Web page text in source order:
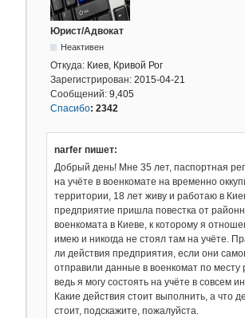
Юрист/Адвокат
Неактивен
Откуда: Киев, Кривой Рог
Зарегистрирован: 2015-04-21
Сообщений: 9,405
Спасибо: 2342
narfer пишет:
Добрый день! Мне 35 лет, паспортная
на учёте в военкомате на временно
территории, 18 лет живу и работаю в
предприятие пришла повестка от
военкомата в Киеве, к которому я
имею и никогда не стоял там на учёте.
ли действия предприятия, если они
отправили данные в военкомат по месту
ведь я могу состоять на учёте в совсем
Какие действия стоит выполнить, а что
стоит, подскажите, пожалуйста.